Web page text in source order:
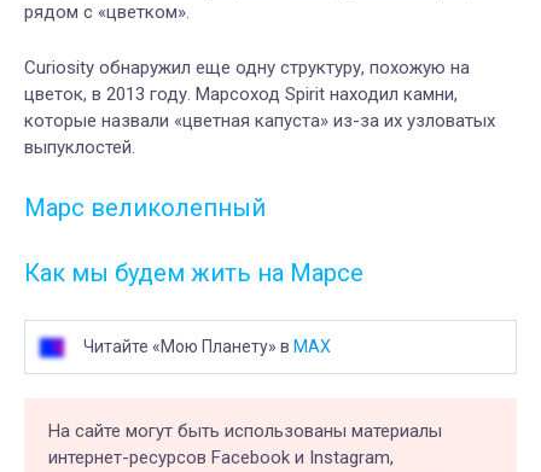
рядом с «цветком».
Curiosity обнаружил еще одну структуру, похожую на
цветок, в 2013 году. Марсоход Spirit находил камни,
которые назвали «цветная капуста» из-за их узловатых
выпуклостей.
Марс великолепный
Как мы будем жить на Марсе
Читайте «Мою Планету» в MAX
На сайте могут быть использованы материалы
интернет-ресурсов Facebook и Instagram,